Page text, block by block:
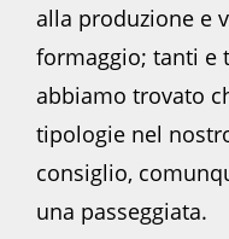
alla produzione e
formaggio; tanti e
abbiamo trovato
tipologie nel
consiglio,
una passeggiata.